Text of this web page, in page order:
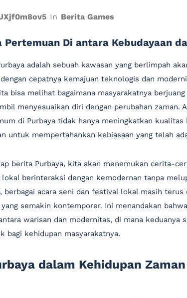
In Berita Games
Pertemuan Di antara Kebudayaan
adalah sebuah kawasan yang berlimpah
cepatnya kemajuan teknologis dan
bisa melihat bagaimana masyarakatnya
menyesuaikan diri dengan perubahan zaman.
di Purbaya tidak hanya meningkatkan
untuk mempertahankan kebiasaan yang telah
berita Purbaya, kita akan menemukan cerita-
berinteraksi dengan kemodernan tanpa
berbagai acara seni dan festival lokal masih terus
semakin kontemporer. Ini menandakan
warisan dan modernitas, di mana keduanya
bagi kehidupan masyarakatnya.
dalam Kehidupan